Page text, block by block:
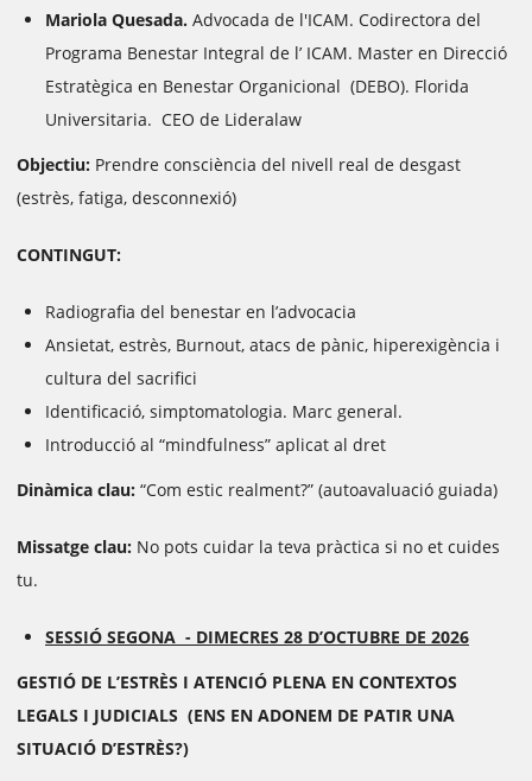
Mariola Quesada. Advocada de l'ICAM. Codirectora del
Programa Benestar Integral de l’ ICAM. Master en Direcció
Estratègica en Benestar Organicional (DEBO). Florida
Universitaria. CEO de Lideralaw
Objectiu: Prendre consciència del nivell real de desgast
(estrès, fatiga, desconnexió)
CONTINGUT:
Radiografia del benestar en l’advocacia
Ansietat, estrès, Burnout, atacs de pànic, hiperexigència i
cultura del sacrifici
Identificació, simptomatologia. Marc general.
Introducció al “mindfulness” aplicat al dret
Dinàmica clau: “Com estic realment?” (autoavaluació guiada)
Missatge clau: No pots cuidar la teva pràctica si no et cuides
tu.
SESSIÓ SEGONA - DIMECRES 28 D’OCTUBRE DE 2026
GESTIÓ DE L’ESTRÈS I ATENCIÓ PLENA EN CONTEXTOS
LEGALS I JUDICIALS (ENS EN ADONEM DE PATIR UNA
SITUACIÓ D’ESTRÈS?)